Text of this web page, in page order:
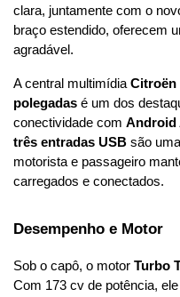
clara, juntamente com o
braço estendido, oferecem
agradável.
A central multimídia Citroën
polegadas é um dos
conectividade com Android
três entradas USB são
motorista e passageiro
carregados e conectados.
Desempenho e Motor
Sob o capô, o motor Turbo
Com 173 cv de potência,